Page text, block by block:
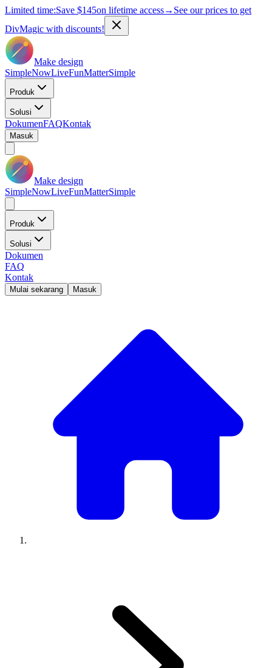
Limited time:Save $145on lifetime access→ See our prices to get
DivMagic with discounts!
Make design
SimpleNowLiveFunMatterSimple
Produk
Solusi
DokumenFAQKontak
Masuk
Make design
SimpleNowLiveFunMatterSimple
Produk
Solusi
Dokumen
FAQ
Kontak
Mulai sekarang Masuk